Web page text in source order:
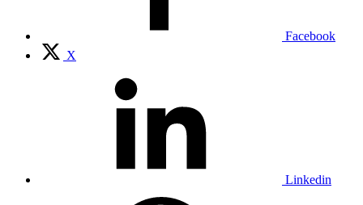
Facebook
X
Linkedin